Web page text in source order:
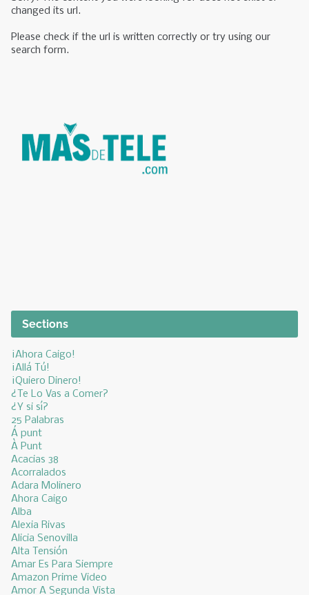
changed its url.
Please check if the url is written correctly or try using our
search form.
Sections
¡Ahora Caigo!
¡Allá Tú!
¡Quiero Dinero!
¿Te Lo Vas a Comer?
¿Y si sí?
25 Palabras
Á punt
À Punt
Acacias 38
Acorralados
Adara Molinero
Ahora Caigo
Alba
Alexia Rivas
Alicia Senovilla
Alta Tensión
Amar Es Para Siempre
Amazon Prime Video
Amor A Segunda Vista